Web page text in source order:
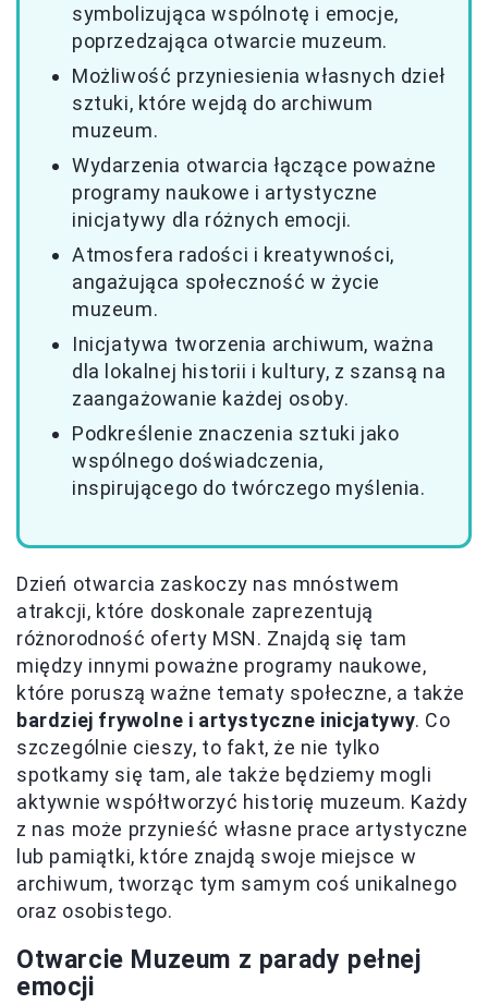
symbolizująca wspólnotę i emocje,
poprzedzająca otwarcie muzeum.
Możliwość przyniesienia własnych dzieł
sztuki, które wejdą do archiwum
muzeum.
Wydarzenia otwarcia łączące poważne
programy naukowe i artystyczne
inicjatywy dla różnych emocji.
Atmosfera radości i kreatywności,
angażująca społeczność w życie
muzeum.
Inicjatywa tworzenia archiwum, ważna
dla lokalnej historii i kultury, z szansą na
zaangażowanie każdej osoby.
Podkreślenie znaczenia sztuki jako
wspólnego doświadczenia,
inspirującego do twórczego myślenia.
Dzień otwarcia zaskoczy nas mnóstwem
atrakcji, które doskonale zaprezentują
różnorodność oferty MSN. Znajdą się tam
między innymi poważne programy naukowe,
które poruszą ważne tematy społeczne, a także
bardziej frywolne i artystyczne inicjatywy. Co
szczególnie cieszy, to fakt, że nie tylko
spotkamy się tam, ale także będziemy mogli
aktywnie współtworzyć historię muzeum. Każdy
z nas może przynieść własne prace artystyczne
lub pamiątki, które znajdą swoje miejsce w
archiwum, tworząc tym samym coś unikalnego
oraz osobistego.
Otwarcie Muzeum z parady pełnej
emocji